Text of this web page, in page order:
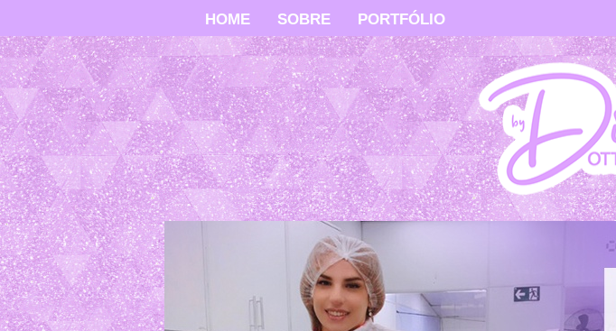
HOME SOBRE PORTFÓLIO